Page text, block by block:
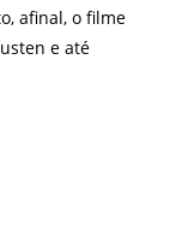
afinal, o filme
e até